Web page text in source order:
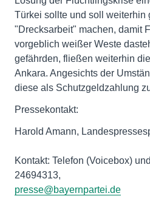
Türkei sollte und soll weiterhin
"Drecksarbeit" machen, damit
vorgeblich weißer Weste
gefährden, fließen weiterhin
Ankara. Angesichts der
diese als Schutzgeldzahlung
Pressekontakt:
Harold Amann,
Kontakt: Telefon (Voicebox)
24694313,
presse@bayernpartei.de